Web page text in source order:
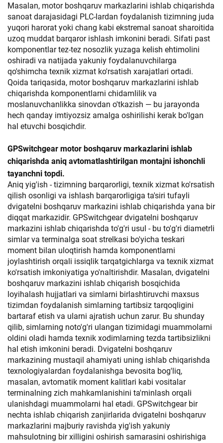
Masalan, motor boshqaruv markazlarini ishlab chiqarishda
sanoat darajasidagi PLC-lardan foydalanish tizimning juda
yuqori harorat yoki chang kabi ekstremal sanoat sharoitida
uzoq muddat barqaror ishlash imkonini beradi. Sifati past
komponentlar tez-tez nosozlik yuzaga kelish ehtimolini
oshiradi va natijada yakuniy foydalanuvchilarga
qo'shimcha texnik xizmat ko'rsatish xarajatlari ortadi.
Qoida tariqasida, motor boshqaruv markazlarini ishlab
chiqarishda komponentlarni chidamlilik va
moslanuvchanlikka sinovdan o'tkazish — bu jarayonda
hech qanday imtiyozsiz amalga oshirilishi kerak bo'lgan
hal etuvchi bosqichdir.
GPSwitchgear motor boshqaruv markazlarini ishlab
chiqarishda aniq avtomatlashtirilgan montajni ishonchli
tayanchni topdi.
Aniq yig'ish - tizimning barqarorligi, texnik xizmat ko'rsatish
qilish osonligi va ishlash barqarorligiga ta'siri tufayli
dvigatelni boshqaruv markazini ishlab chiqarishda yana bir
diqqat markazidir. GPSwitchgear dvigatelni boshqaruv
markazini ishlab chiqarishda to'g'ri usul - bu to'g'ri diametrli
simlar va terminalga soat strelkasi bo'yicha teskari
moment bilan uloqtirish hamda komponentlarni
joylashtirish orqali issiqlik tarqatgichlarga va texnik xizmat
ko'rsatish imkoniyatiga yo'naltirishdir. Masalan, dvigatelni
boshqaruv markazini ishlab chiqarish bosqichida
loyihalash hujjatlari va simlarni birlashtiruvchi maxsus
tizimdan foydalanish simlarning tartibsiz tarqoqligini
bartaraf etish va ularni ajratish uchun zarur. Bu shunday
qilib, simlarning noto'g'ri ulangan tizimidagi muammolarni
oldini oladi hamda texnik xodimlarning tezda tartibsizlikni
hal etish imkonini beradi. Dvigatelni boshqaruv
markazining mustaqil ahamiyati uning ishlab chiqarishda
texnologiyalardan foydalanishga bevosita bog'liq,
masalan, avtomatik moment kalitlari kabi vositalar
terminalning zich mahkamlanishini ta'minlash orqali
ulanishdagi muammolarni hal etadi. GPSwitchgear bir
nechta ishlab chiqarish zanjirlarida dvigatelni boshqaruv
markazlarini majburiy ravishda yig'ish yakuniy
mahsulotning bir xilligini oshirish samarasini oshirishiga